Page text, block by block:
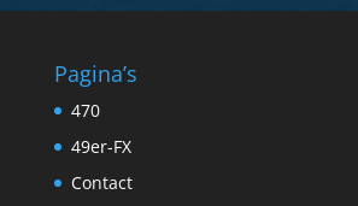
Pagina’s
470
49er-FX
Contact